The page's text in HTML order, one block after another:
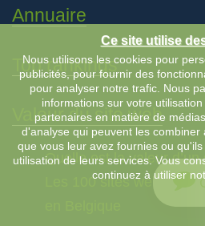
Annuaire
Top rankings
Valeur du site web
Quelle est la valeur
Les 100 sites web
Ce site utilise
Nous utilisons les cookies pour
publicités, pour fournir des
pour analyser notre trafic. Nous
informations sur votre
partenaires en matière de
d'analyse qui peuvent les
que vous leur avez fournies ou
utilisation de leurs services. Vous
continuez à utiliser